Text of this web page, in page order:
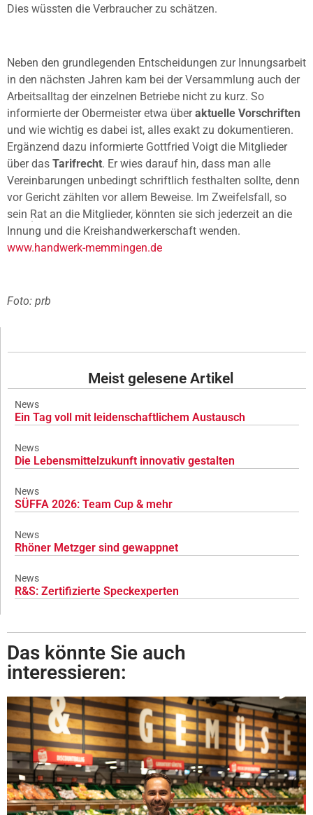
Dies wüssten die Verbraucher zu schätzen.
Neben den grundlegenden Entscheidungen zur Innungsarbeit
in den nächsten Jahren kam bei der Versammlung auch der
Arbeitsalltag der einzelnen Betriebe nicht zu kurz. So
informierte der Obermeister etwa überaktuelle Vorschriften
und wie wichtig es dabei ist, alles exakt zu dokumentieren.
Ergänzend dazu informierte Gottfried Voigt die Mitglieder
über das Tarifrecht. Er wies darauf hin, dass man alle
Vereinbarungen unbedingt schriftlich festhalten sollte, denn
vor Gericht zählten vor allem Beweise. Im Zweifelsfall, so
sein Rat an die Mitglieder, könnten sie sich jederzeit an die
Innung und die Kreishandwerkerschaft wenden.
www.handwerk-memmingen.de
Foto: prb
Meist gelesene Artikel
News
Ein Tag voll mit leidenschaftlichem Austausch
News
Die Lebensmittelzukunft innovativ gestalten
News
SÜFFA 2026: Team Cup & mehr
News
Rhöner Metzger sind gewappnet
News
R&S: Zertifizierte Speckexperten
Das könnte Sie auch
interessieren: